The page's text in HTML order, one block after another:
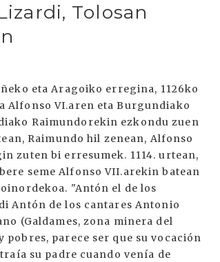
Tolosan
eta Aragoiko erregina, 1126ko
Alfonso VI.aren eta Burgundiako
Raimundorekin ezkondu zuen
Raimundo hil zenean, Alfonso
zuten bi erresumek. 1114. urtean,
seme Alfonso VII.arekin batean
"Antón el de los
Antón de los cantares Antonio
(Galdames, zona minera del
pobres, parece ser que su vocación
su padre cuando venía de